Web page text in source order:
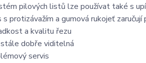
pilových listů lze používat také s
protizávažím a gumová rukojeť
a kvalitu řezu
dobře viditelná
servis